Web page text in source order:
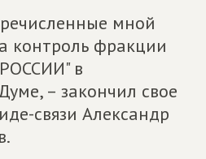
мной
контроль фракции
в
– закончил свое
связи Александр